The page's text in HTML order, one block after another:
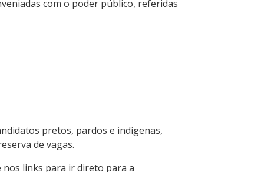
com o poder público, referidas
pretos, pardos e indígenas,
de vagas.
nos links para ir direto para a